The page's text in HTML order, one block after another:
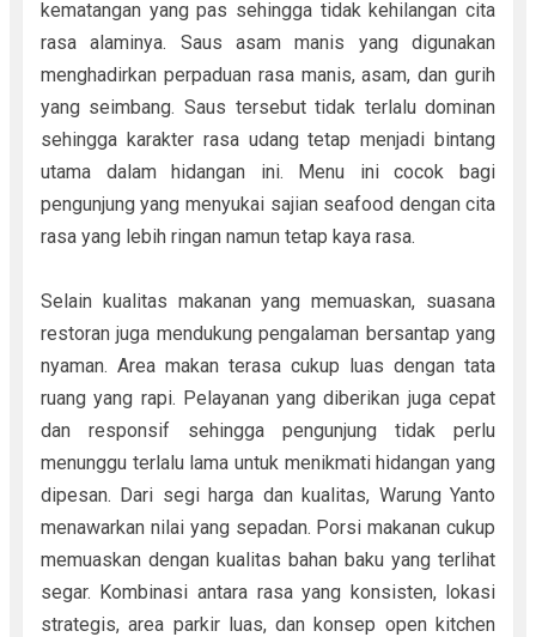
kematangan yang pas sehingga tidak kehilangan cita
rasa alaminya. Saus asam manis yang digunakan
menghadirkan perpaduan rasa manis, asam, dan gurih
yang seimbang. Saus tersebut tidak terlalu dominan
sehingga karakter rasa udang tetap menjadi bintang
utama dalam hidangan ini. Menu ini cocok bagi
pengunjung yang menyukai sajian seafood dengan cita
rasa yang lebih ringan namun tetap kaya rasa.
Selain kualitas makanan yang memuaskan, suasana
restoran juga mendukung pengalaman bersantap yang
nyaman. Area makan terasa cukup luas dengan tata
ruang yang rapi. Pelayanan yang diberikan juga cepat
dan responsif sehingga pengunjung tidak perlu
menunggu terlalu lama untuk menikmati hidangan yang
dipesan. Dari segi harga dan kualitas, Warung Yanto
menawarkan nilai yang sepadan. Porsi makanan cukup
memuaskan dengan kualitas bahan baku yang terlihat
segar. Kombinasi antara rasa yang konsisten, lokasi
strategis, area parkir luas, dan konsep open kitchen